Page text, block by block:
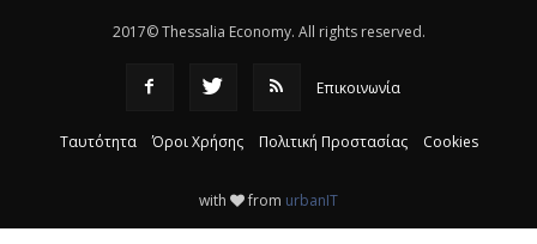
2017© Thessalia Economy. All rights reserved.
Επικοινωνία
Ταυτότητα Όροι Χρήσης Πολιτική Προστασίας Cookies
with from urbanIT